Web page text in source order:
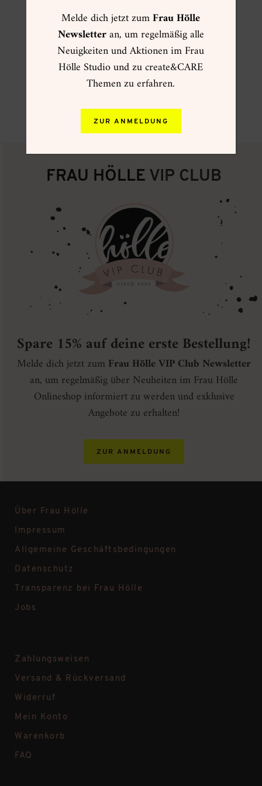
gewählt
uni-ball Signo Broad
Gelroller
Versand
FRAU HÖLLE VIP CLUB
Spare 15% auf deine erste Bestellung!
Melde dich jetzt zum Frau Hölle VIP Club Newsletter
an, um regelmäßig über Neuheiten im Frau Hölle
Onlineshop informiert zu werden und exklusive
Angebote zu erhalten!
ZUR ANMELDUNG
Über Frau Hölle
Impressum
Allgemeine Geschäftsbedingungen
Datenschutz
Transparenz bei Frau Hölle
Jobs
Zahlungsweisen
Versand & Rückversand
Widerruf
Mein Konto
Warenkorb
FAQ
Melde dich jetzt zumFrau Hölle
Newsletteran, um regelmäßig alle
Neuigkeiten und Aktionen im Frau
Hölle Studio und zu create&CARE
Themen zu erfahren.
ZUR ANMELDUNG